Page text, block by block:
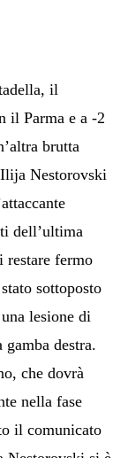
il
il Parma e a -2
brutta
Nestorovski
dell’ultima
restare fermo
sottoposto
lesione di
destra.
che dovrà
nella fase
il comunicato